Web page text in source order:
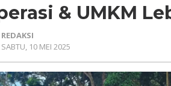
UMKM
dan
Plt.
&
& UMKM
REDAKSI
SABTU, 10 MEI 2025